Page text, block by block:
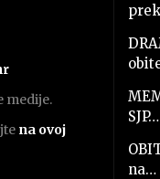
medije.
na ovoj
SJP…
na…